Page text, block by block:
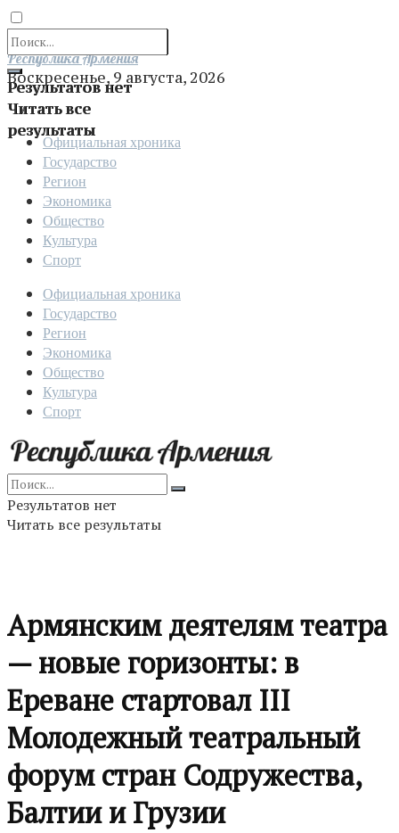
Результатов нет
Читать все
результаты
Отправить
Республика Армения
Воскресенье, 9 августа, 2026
Официальная хроника
Государство
Регион
Экономика
Общество
Культура
Спорт
Официальная хроника
Государство
Регион
Экономика
Общество
Культура
Спорт
Результатов нет
Читать все результаты
Армянским деятелям театра
— новые горизонты: в
Ереване стартовал III
Молодежный театральный
форум стран Содружества,
Балтии и Грузии